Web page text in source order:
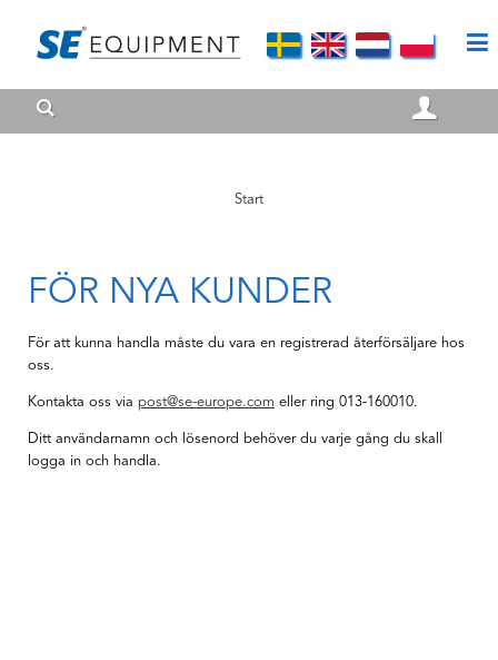
Start
FÖR NYA KUNDER
För att kunna handla måste du vara en registrerad återförsäljare hos
oss.
Kontakta oss via post@se-europe.com eller ring 013-160010.
Ditt användarnamn och lösenord behöver du varje gång du skall
logga in och handla.